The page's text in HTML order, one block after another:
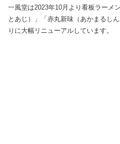
一風堂は2023年10月より看板ラーメ
とあじ）」「赤丸新味（あかまるし
りに大幅リニューアルしています。